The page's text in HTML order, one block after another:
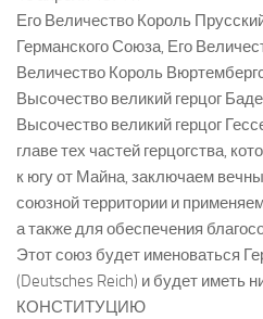
Его Величество Король
Германского Союза, Его
Величество Король
Высочество великий герцог
Высочество великий герцог
главе тех частей герцогства,
к югу от Майна, заключаем
союзной территории и
а также для обеспечения
Этот союз будет именоваться
(Deutsches Reich) и будет
КОНСТИТУЦИЮ